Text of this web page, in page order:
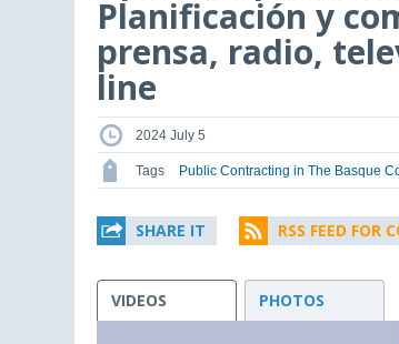
Planificación y
prensa, radio,
line
2024 July 5
Tags Public Contracting in The Basque
SHARE IT RSS FEED FOR
VIDEOS PHOTOS